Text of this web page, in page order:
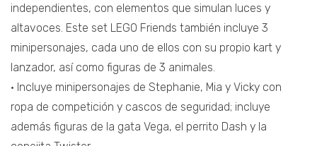
independientes, con elementos que simulan luces y
altavoces. Este set LEGO Friends también incluye 3
minipersonajes, cada uno de ellos con su propio kart y
lanzador, así como figuras de 3 animales.
• Incluye minipersonajes de Stephanie, Mia y Vicky con
ropa de competición y cascos de seguridad; incluye
además figuras de la gata Vega, el perrito Dash y la